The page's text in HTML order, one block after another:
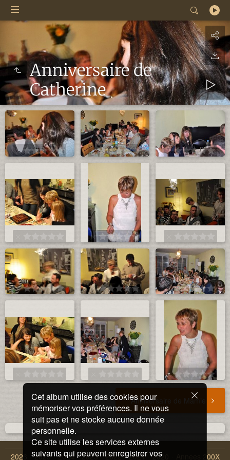
Anniversaire de
Catherine
Anniversaire de Mamie
2026 2025 2024 2023 2022 2021 2020 Annees 200X
Cet album utilise des cookies pour
mémoriser vos préférences. Il ne vous
suit pas et ne stocke aucune donnée
personnelle.
Ce site utilise les services externes
suivants qui peuvent enregistrer vos